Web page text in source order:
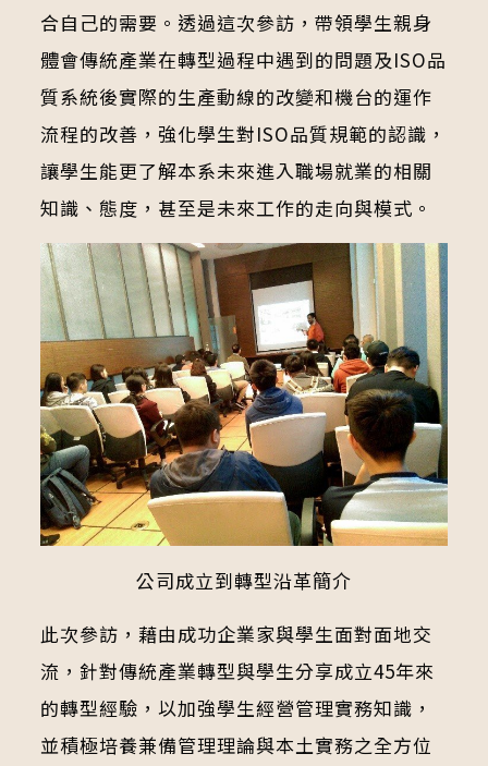
合自己的需要。透過這次參訪，帶領學生親身
體會傳統產業在轉型過程中遇到的問題及ISO品
質系統後實際的生產動線的改變和機台的運作
流程的改善，強化學生對ISO品質規範的認識，
讓學生能更了解本系未來進入職場就業的相關
知識、態度，甚至是未來工作的走向與模式。
公司成立到轉型沿革簡介
此次參訪，藉由成功企業家與學生面對面地交
流，針對傳統產業轉型與學生分享成立45年來
的轉型經驗，以加強學生經營管理實務知識，
並積極培養兼備管理理論與本土實務之全方位